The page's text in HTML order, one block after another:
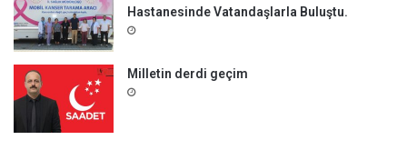
Hastanesinde Vatandaşlarla Buluştu.
Milletin derdi geçim